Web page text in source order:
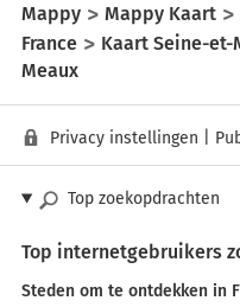
Mappy Mappy Kaart
France
Kaart Seine-et-
Meaux
Privacy instellingen
Top zoekopdrachten
Top internetgebruikers
Steden om te ontdekken in